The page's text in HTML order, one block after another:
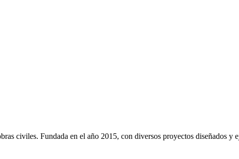
civiles. Fundada en el año 2015, con diversos proyectos diseñados y